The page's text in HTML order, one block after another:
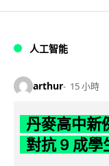
人工智能
arthur 15 小時
丹麥高中新
對抗 9 成學